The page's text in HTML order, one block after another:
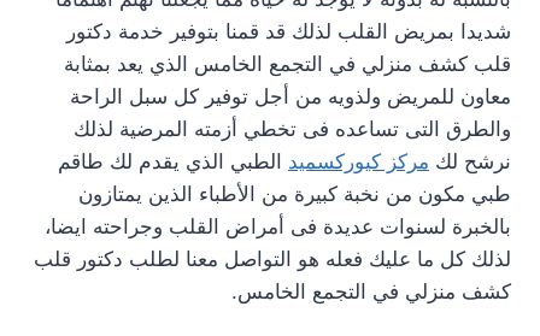
شديدا بمريض القلب لذلك قد قمنا بتوفير خدمة دكتور
قلب كشف منزلي في التجمع الخامس الذي يعد بمثابة
معاون للمريض ولذويه من أجل توفير كل سبل الراحة
والطرق التى تساعده فى تخطي أزمته المرضية لذلك
نرشح لك مركز كيوركسميد الطبي الذي يقدم لك طاقم
طبي مكون من نخبة كبيرة من الأطباء الذين يمتازون
بالخبرة لسنوات عديدة فى أمراض القلب وجراحته ايضا،
لذلك كل ما عليك فعله هو التواصل معنا لطلب دكتور قلب
كشف منزلي في التجمع الخامس.